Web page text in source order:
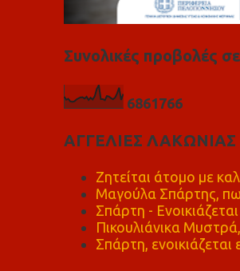
Συνολικές προβολές
6861766
ΑΓΓΕΛΙΕΣ ΛΑΚΩΝΙΑΣ
Ζητείται άτομο με
Μαγούλα Σπάρτης,
Σπάρτη -
Πικουλιάνικα
Σπάρτη,